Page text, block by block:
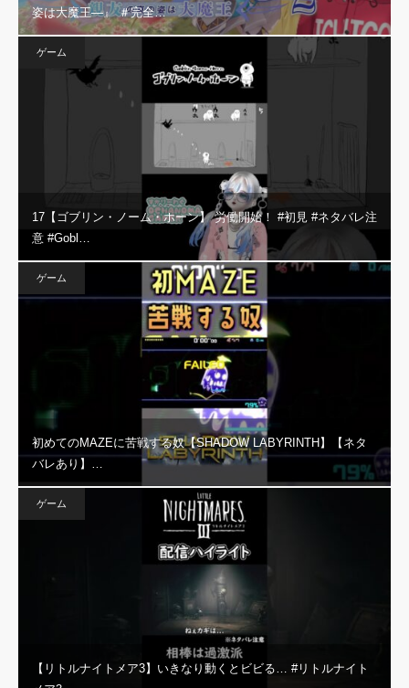
姿は大魔王―』 ＃完全…
ゲーム
17【ゴブリン・ノーム・ホーン】 労働開始！ #初見 #ネタバレ注
意 #Gobl…
ゲーム
初めてのMAZEに苦戦する奴【SHADOW LABYRINTH】【ネタ
バレあり】…
ゲーム
【リトルナイトメア3】いきなり動くとビビる… #リトルナイト